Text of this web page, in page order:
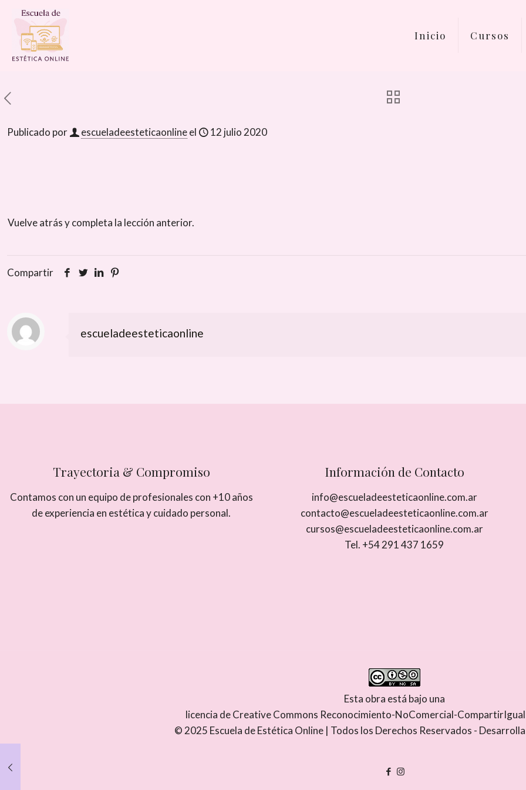
Inicio Cursos
Publicado por escueladeesteticaonlineel 12 julio 2020
Vuelve atrás y completa la lección anterior.
Compartir
escueladeesteticaonline
Trayectoria & Compromiso
Contamos con un equipo de profesionales con +10 años
de experiencia en estética y cuidado personal.
Información de Contacto
info@escueladeesteticaonline.com.ar
contacto@escueladeesteticaonline.com.ar
cursos@escueladeesteticaonline.com.ar
Tel. +54 291 437 1659
Esta obra está bajo una
licencia de Creative Commons Reconocimiento-NoComercial-
© 2025 Escuela de Estética Online | Todos los Derechos Reservados -